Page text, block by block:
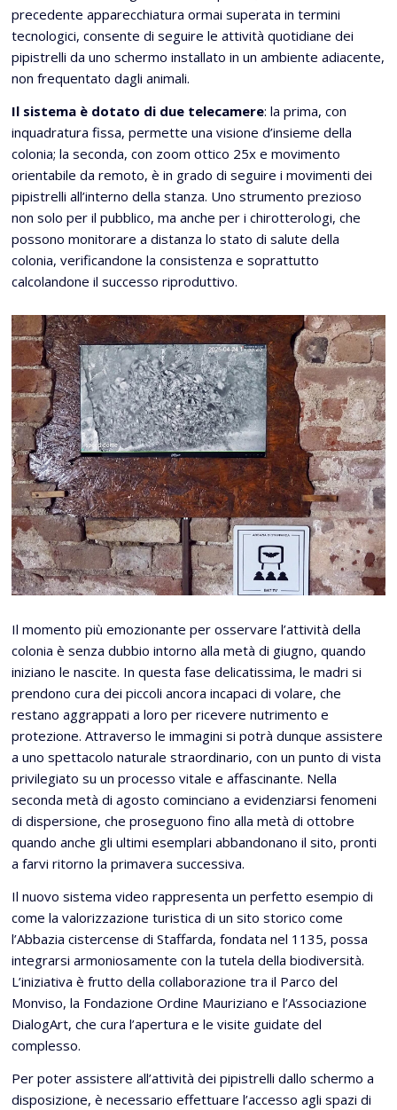
precedente apparecchiatura ormai superata in termini
tecnologici, consente di seguire le attività quotidiane dei
pipistrelli da uno schermo installato in un ambiente adiacente,
non frequentato dagli animali.
Il sistema è dotato di due telecamere: la prima, con
inquadratura fissa, permette una visione d’insieme della
colonia; la seconda, con zoom ottico 25x e movimento
orientabile da remoto, è in grado di seguire i movimenti dei
pipistrelli all’interno della stanza. Uno strumento prezioso
non solo per il pubblico, ma anche per i chirotterologi, che
possono monitorare a distanza lo stato di salute della
colonia, verificandone la consistenza e soprattutto
calcolandone il successo riproduttivo.
Il momento più emozionante per osservare l’attività della
colonia è senza dubbio intorno alla metà di giugno, quando
iniziano le nascite. In questa fase delicatissima, le madri si
prendono cura dei piccoli ancora incapaci di volare, che
restano aggrappati a loro per ricevere nutrimento e
protezione. Attraverso le immagini si potrà dunque assistere
a uno spettacolo naturale straordinario, con un punto di vista
privilegiato su un processo vitale e affascinante. Nella
seconda metà di agosto cominciano a evidenziarsi fenomeni
di dispersione, che proseguono fino alla metà di ottobre
quando anche gli ultimi esemplari abbandonano il sito, pronti
a farvi ritorno la primavera successiva.
Il nuovo sistema video rappresenta un perfetto esempio di
come la valorizzazione turistica di un sito storico come
l’Abbazia cistercense di Staffarda, fondata nel 1135, possa
integrarsi armoniosamente con la tutela della biodiversità.
L’iniziativa è frutto della collaborazione tra il Parco del
Monviso, la Fondazione Ordine Mauriziano e l’Associazione
DialogArt, che cura l’apertura e le visite guidate del
complesso.
Per poter assistere all’attività dei pipistrelli dallo schermo a
disposizione, è necessario effettuare l’accesso agli spazi di